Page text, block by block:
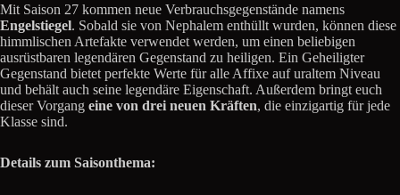
Mit Saison 27 kommen neue Verbrauchsgegenstände namens
Engelstiegel. Sobald sie von Nephalem enthüllt wurden, können diese
himmlischen Artefakte verwendet werden, um einen beliebigen
ausrüstbaren legendären Gegenstand zu heiligen. Ein Geheiligter
Gegenstand bietet perfekte Werte für alle Affixe auf uraltem Niveau
und behält auch seine legendäre Eigenschaft. Außerdem bringt euch
dieser Vorgang eine von drei neuen Kräften, die einzigartig für jede
Klasse sind.
Details zum Saisonthema: